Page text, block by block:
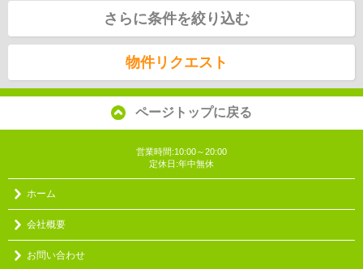
さらに条件を絞り込む
物件リクエスト
ページトップに戻る
営業時間:10:00～20:00
定休日:年中無休
ホーム
会社概要
お問い合わせ